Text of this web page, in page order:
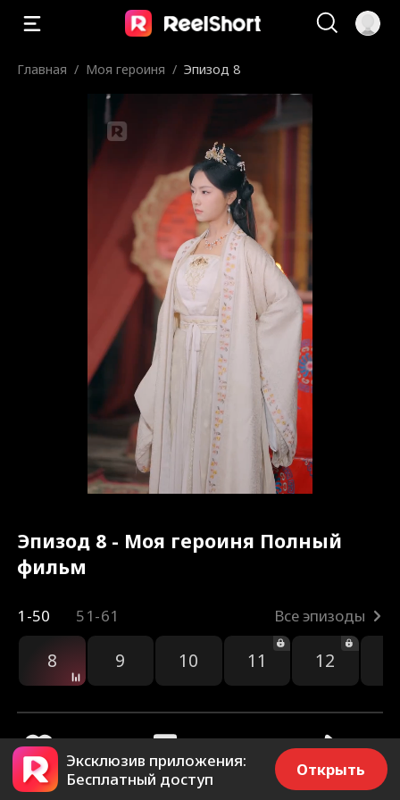
Главная / Моя героиня / Эпизод 8
Эпизод 8 - Моя героиня Полный
фильм
1-50 51-61 Все эпизоды
8 9 10 11 12
2.2k 17.7k Поделиться
Эксклюзив приложения:
Бесплатный доступ
Открыть